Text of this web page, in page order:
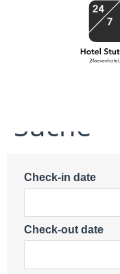
Suche
Check-in date
Check-out date